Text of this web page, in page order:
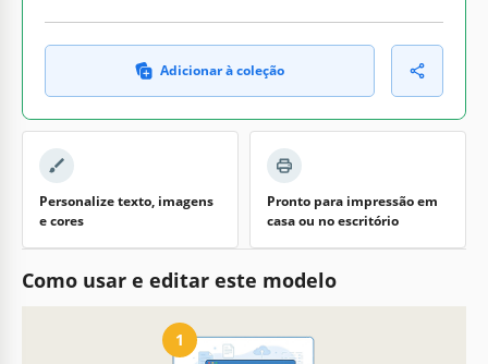
Adicionar à coleção
Personalize texto, imagens
e cores
Pronto para impressão em
casa ou no escritório
Como usar e editar este modelo
1